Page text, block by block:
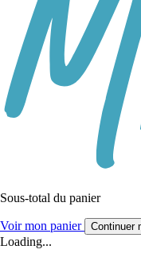
Sous-total du panier
Voir mon panier Continuer
Loading...